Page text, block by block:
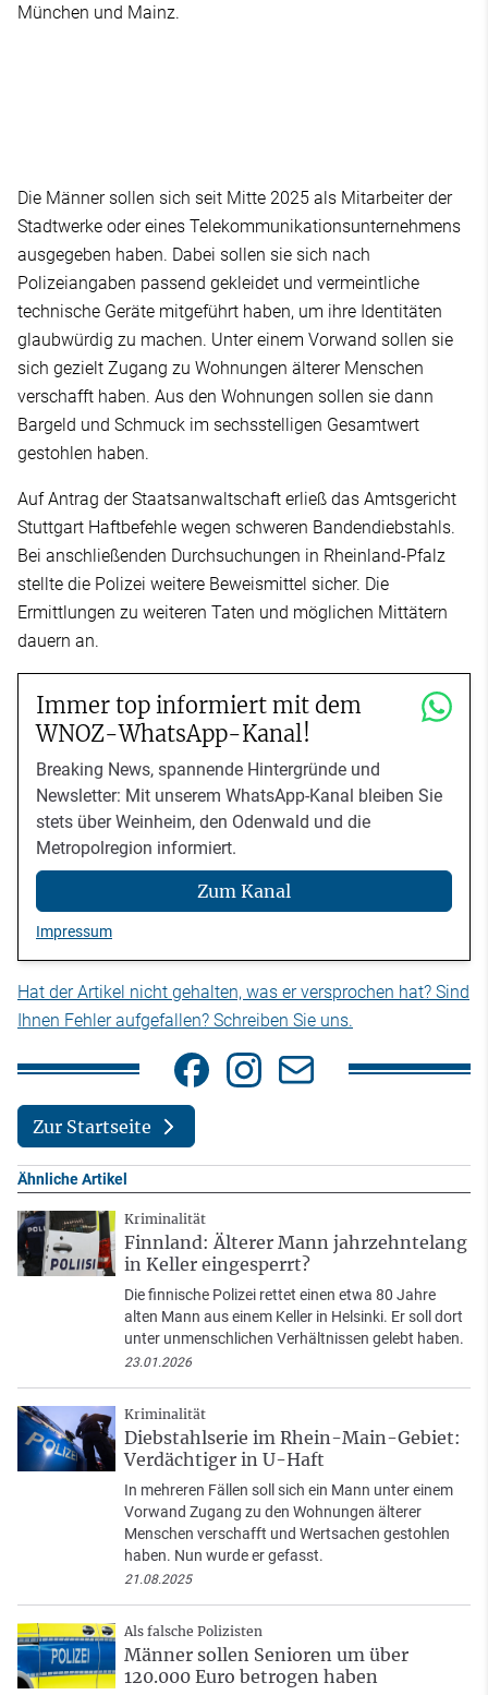
München und Mainz.
Die Männer sollen sich seit Mitte 2025 als Mitarbeiter der
Stadtwerke oder eines Telekommunikationsunternehmens
ausgegeben haben. Dabei sollen sie sich nach
Polizeiangaben passend gekleidet und vermeintliche
technische Geräte mitgeführt haben, um ihre Identitäten
glaubwürdig zu machen. Unter einem Vorwand sollen sie
sich gezielt Zugang zu Wohnungen älterer Menschen
verschafft haben. Aus den Wohnungen sollen sie dann
Bargeld und Schmuck im sechsstelligen Gesamtwert
gestohlen haben.
Auf Antrag der Staatsanwaltschaft erließ das Amtsgericht
Stuttgart Haftbefehle wegen schweren Bandendiebstahls.
Bei anschließenden Durchsuchungen in Rheinland-Pfalz
stellte die Polizei weitere Beweismittel sicher. Die
Ermittlungen zu weiteren Taten und möglichen Mittätern
dauern an.
Immer top informiert mit dem
WNOZ-WhatsApp-Kanal!
Breaking News, spannende Hintergründe und
Newsletter: Mit unserem WhatsApp-Kanal bleiben Sie
stets über Weinheim, den Odenwald und die
Metropolregion informiert.
Zum Kanal
Impressum
Hat der Artikel nicht gehalten, was er versprochen hat? Sind
Ihnen Fehler aufgefallen? Schreiben Sie uns.
Zur Startseite
Ähnliche Artikel
Kriminalität
Finnland: Älterer Mann jahrzehntelang
in Keller eingesperrt?
Die finnische Polizei rettet einen etwa 80 Jahre
alten Mann aus einem Keller in Helsinki. Er soll dort
unter unmenschlichen Verhältnissen gelebt haben.
23.01.2026
Kriminalität
Diebstahlserie im Rhein-Main-Gebiet:
Verdächtiger in U-Haft
In mehreren Fällen soll sich ein Mann unter einem
Vorwand Zugang zu den Wohnungen älterer
Menschen verschafft und Wertsachen gestohlen
haben. Nun wurde er gefasst.
21.08.2025
Als falsche Polizisten
Männer sollen Senioren um über
120.000 Euro betrogen haben